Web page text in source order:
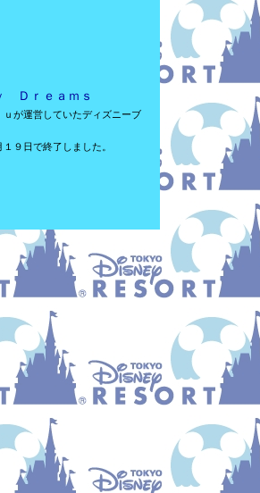
　Ｄｒｅａｍｓ
ｕが運営していたディズニーブ
９日で終了しました。